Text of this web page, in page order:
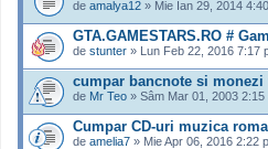
de amalya12 » Mie Ian 29, 2014
GTA.GAMESTARS.RO #
de stunter » Lun Feb 22, 2016 7:17
cumpar bancnote si
de Mr Teo » Sâm Mar 01, 2003 2:15
Cumpar CD-uri muzica
de amelia7 » Mie Apr 06, 2016 2:22